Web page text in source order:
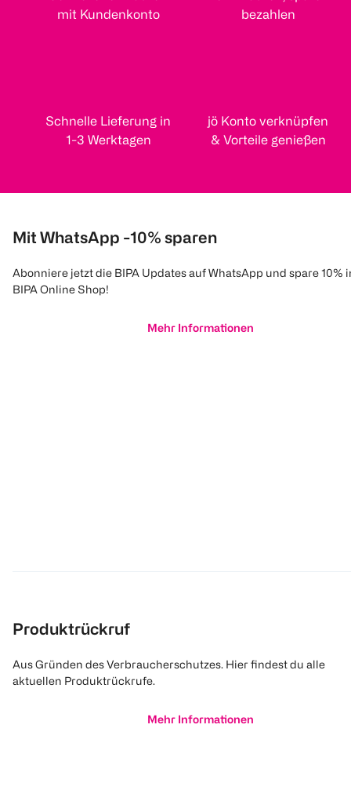
mit Kundenkonto
bezahlen
Schnelle Lieferung in
1-3 Werktagen
jö Konto verknüpfen
& Vorteile genießen
Mit WhatsApp -10% sparen
Abonniere jetzt die BIPA Updates auf WhatsApp und spare 10%
BIPA Online Shop!
Mehr Informationen
Produktrückruf
Aus Gründen des Verbraucherschutzes. Hier findest du alle
aktuellen Produktrückrufe.
Mehr Informationen